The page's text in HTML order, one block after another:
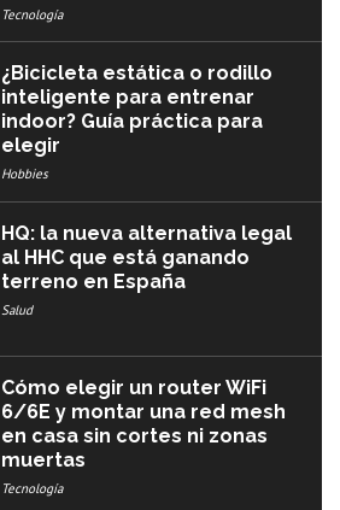
Tecnología
¿Bicicleta estática o rodillo
inteligente para entrenar
indoor? Guía práctica para
elegir
Hobbies
HQ: la nueva alternativa legal
al HHC que está ganando
terreno en España
Salud
Cómo elegir un router WiFi
6/6E y montar una red mesh
en casa sin cortes ni zonas
muertas
Tecnología